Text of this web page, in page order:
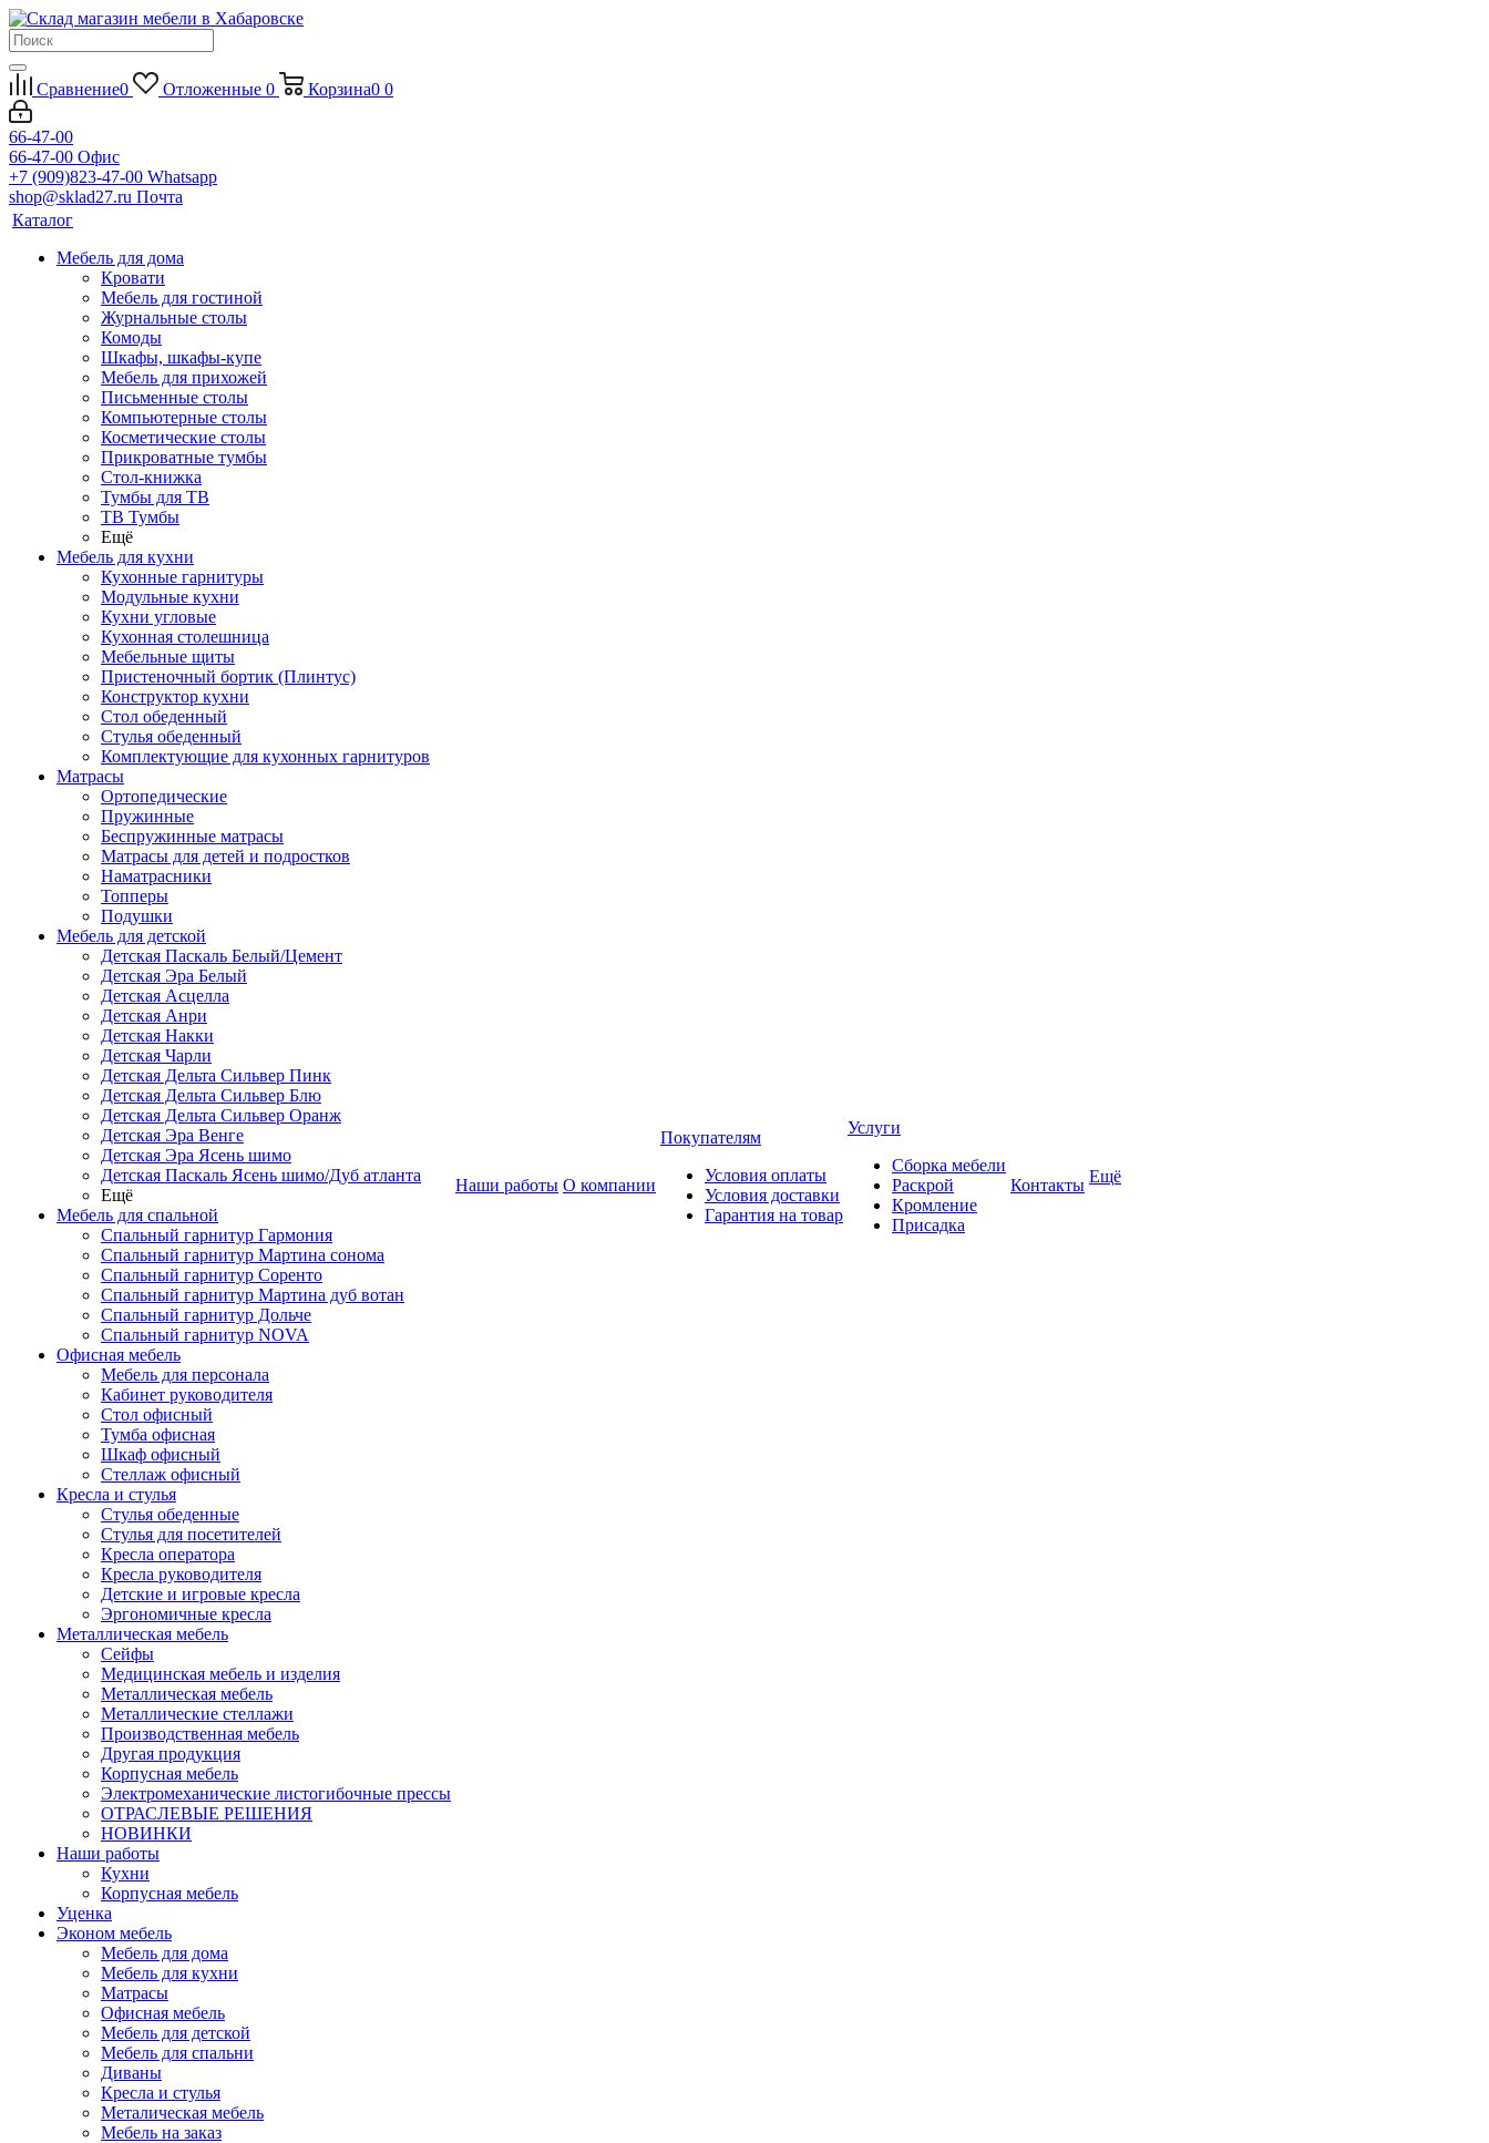
Сравнение0 Отложенные 0 Корзина0 0
66-47-00
66-47-00 Офис
+7 (909)823-47-00 Whatsapp
shop@sklad27.ru Почта
Каталог
Мебель для дома
Кровати
Мебель для гостиной
Журнальные столы
Комоды
Шкафы, шкафы-купе
Мебель для прихожей
Письменные столы
Компьютерные столы
Косметические столы
Прикроватные тумбы
Стол-книжка
Тумбы для ТВ
ТВ Тумбы
Ещё
Мебель для кухни
Кухонные гарнитуры
Модульные кухни
Кухни угловые
Кухонная столешница
Мебельные щиты
Пристеночный бортик (Плинтус)
Конструктор кухни
Стол обеденный
Стулья обеденный
Комплектующие для кухонных гарнитуров
Матраcы
Ортопедические
Пружинные
Беспружинные матрасы
Матрасы для детей и подростков
Наматрасники
Топперы
Подушки
Мебель для детской
Детская Паскаль Белый/Цемент
Детская Эра Белый
Детская Асцелла
Детская Анри
Детская Накки
Детская Чарли
Детская Дельта Сильвер Пинк
Детская Дельта Сильвер Блю
Детская Дельта Сильвер Оранж
Детская Эра Венге
Детская Эра Ясень шимо
Детская Паскаль Ясень шимо/Дуб атланта
Ещё
Мебель для спальной
Спальный гарнитур Гармония
Спальный гарнитур Мартина сонома
Спальный гарнитур Соренто
Спальный гарнитур Мартина дуб вотан
Спальный гарнитур Дольче
Спальный гарнитур NOVA
Офисная мебель
Мебель для персонала
Кабинет руководителя
Стол офисный
Тумба офисная
Шкаф офисный
Стеллаж офисный
Кресла и стулья
Стулья обеденные
Стулья для посетителей
Кресла оператора
Кресла руководителя
Детские и игровые кресла
Эргономичные кресла
Металлическая мебель
Сейфы
Медицинская мебель и изделия
Металлическая мебель
Металлические стеллажи
Производственная мебель
Другая продукция
Корпусная мебель
Электромеханические листогибочные прессы
ОТРАСЛЕВЫЕ РЕШЕНИЯ
НОВИНКИ
Наши работы
Кухни
Корпусная мебель
Уценка
Эконом мебель
Мебель для дома
Мебель для кухни
Матрасы
Офисная мебель
Мебель для детской
Мебель для спальни
Диваны
Кресла и стулья
Металическая мебель
Мебель на заказ
Наши работы О компании
Покупателям
Условия оплаты
Условия доставки
Гарантия на товар
Услуги
Сборка мебели
Раскрой
Кромление
Присадка
Контакты Ещё